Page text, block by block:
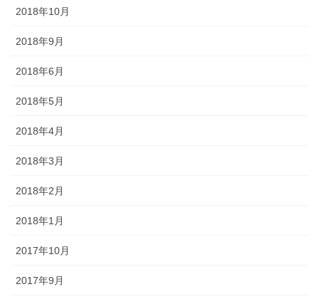
2018年10月
2018年9月
2018年6月
2018年5月
2018年4月
2018年3月
2018年2月
2018年1月
2017年10月
2017年9月